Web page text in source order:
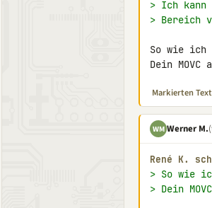
> Ich kann
> Bereich
So wie ich
Dein
Markierten
WM Werner M.
René K.
> So wie
> Dein